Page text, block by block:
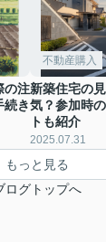
の注
続き
不動産購入
新築住宅の
気？参加時
トも紹介
2025.07.31
もっと見る
ログトップへ